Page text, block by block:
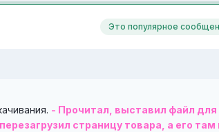
Это популярное
- Прочитал, выставил файл для
страницу товара, а его там